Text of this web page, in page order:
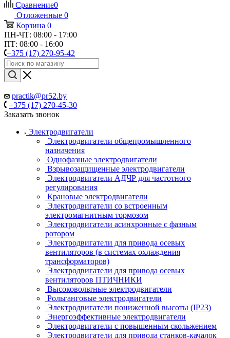
Сравнение0
Отложенные 0
Корзина 0
ПН-ЧТ: 08:00 - 17:00
ПТ: 08:00 - 16:00
+375 (17) 270-95-42
practik@pr52.by
+375 (17) 270-45-30
Заказать звонок
Электродвигатели
Электродвигатели общепромышленного
назначения
Однофазные электродвигатели
Взрывозащищенные электродвигатели
Электродвигатели АДЧР для частотного
регулирования
Крановые электродвигатели
Электродвигатели со встроенным
электромагнитным тормозом
Электродвигатели асинхронные с фазным
ротором
Электродвигатели для привода осевых
вентиляторов (в системах охлаждения
трансформаторов)
Электродвигатели для привода осевых
вентиляторов ПТИЧНИКИ
Высоковольтные электродвигатели
Рольганговые электродвигатели
Электродвигатели пониженной высоты (IP23)
Энергоэффективные электродвигатели
Электродвигатели с повышенным скольжением
Электродвигатели для привода станков-качалок